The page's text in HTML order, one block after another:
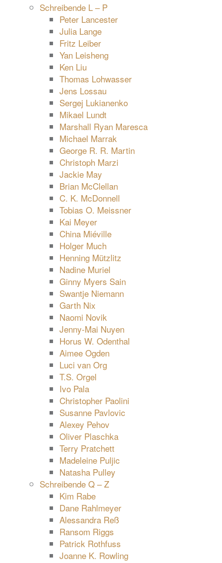
Schreibende L – P
Peter Lancester
Julia Lange
Fritz Leiber
Yan Leisheng
Ken Liu
Thomas Lohwasser
Jens Lossau
Sergej Lukianenko
Mikael Lundt
Marshall Ryan Maresca
Michael Marrak
George R. R. Martin
Christoph Marzi
Jackie May
Brian McClellan
C. K. McDonnell
Tobias O. Meissner
Kai Meyer
China Miéville
Holger Much
Henning Mützlitz
Nadine Muriel
Ginny Myers Sain
Swantje Niemann
Garth Nix
Naomi Novik
Jenny-Mai Nuyen
Horus W. Odenthal
Aimee Ogden
Luci van Org
T.S. Orgel
Ivo Pala
Christopher Paolini
Susanne Pavlovic
Alexey Pehov
Oliver Plaschka
Terry Pratchett
Madeleine Puljic
Natasha Pulley
Schreibende Q – Z
Kim Rabe
Dane Rahlmeyer
Alessandra Reß
Ransom Riggs
Patrick Rothfuss
Joanne K. Rowling